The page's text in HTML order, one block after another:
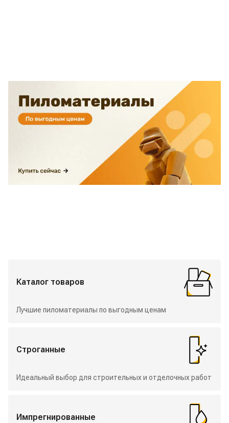
Каталог товаров
Лучшие пиломатериалы по выгодным ценам
Строганные
Идеальный выбор для строительных и отделочных работ
Импрегнированные